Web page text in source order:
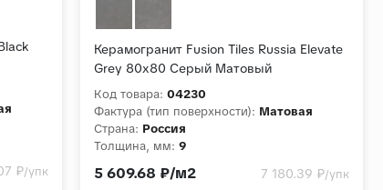
₽/упк
Керамогранит Fusion Tiles Russia Elevate
Grey 80x80 Серый Матовый
Код товара: 04230
Фактура (тип поверхности): Матовая
Страна: Россия
Толщина, мм: 9
5 609.68 ₽/м2 7 180.39 ₽/упк